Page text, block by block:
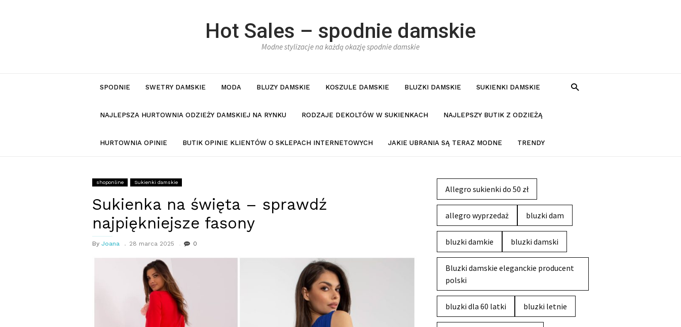
Hot Sales – spodnie damskie
Modne stylizacje na każdą okazję spodnie damskie
SPODNIE SWETRY DAMSKIE MODA BLUZY DAMSKIE KOSZULE DAMSKIE BLUZKI DAMSKIE SUKIENKI DAMSKIE
NAJLEPSZA HURTOWNIA ODZIEŻY DAMSKIEJ NA RYNKU RODZAJE DEKOLTÓW W SUKIENKACH NAJLEPSZY BUTIK Z ODZIEŻĄ
HURTOWNIA OPINIE BUTIK OPINIE KLIENTÓW O SKLEPACH INTERNETOWYCH JAKIE UBRANIA SĄ TERAZ MODNE TRENDY
shoponline Sukienki damskie
Sukienka na święta – sprawdź
najpiękniejsze fasony
By Joana 28 marca 2025 0
Allegro sukienki do 50 zł
allegro wyprzedaż bluzki dam
bluzki damkie bluzki damski
Bluzki damskie eleganckie producent
polski
bluzki dla 60 latki bluzki letnie